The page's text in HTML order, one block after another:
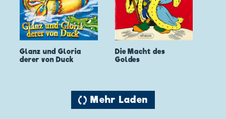
Glanz und Gloria
derer von Duck
Die Macht des
Goldes
🔄 Mehr Laden